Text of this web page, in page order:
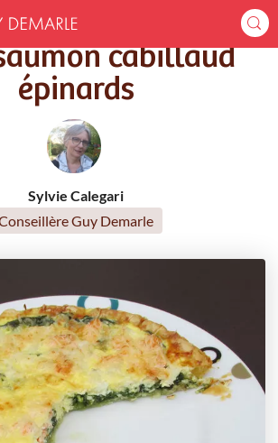
Tarte saumon cabillaud épinards
cabillaud
épinards
Sylvie Calegari
Guy Demarle